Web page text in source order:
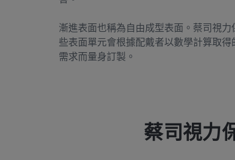
漸進表面也稱為自由成型表面。蔡司視
些表面單元會根據配戴者以數學計算取
需求而量身訂製。
蔡司視力